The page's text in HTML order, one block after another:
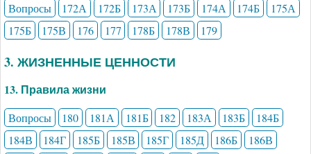
Вопросы 172А 172Б 173А 173Б 174А 174Б
175А
175Б
175В 176 177 178Б 178В 179
3. ЖИЗНЕННЫЕ ЦЕННОСТИ
13. Правила жизни
Вопросы 180 181А 181Б 182 183А 183Б
184Б
184В
184Г 185Б 185В 185Г 185Д 186Б
186В